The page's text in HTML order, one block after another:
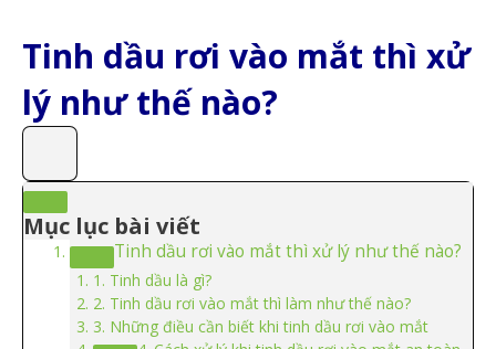
Tinh dầu rơi vào mắt thì xử
lý như thế nào?
Mục lục bài viết
Tinh dầu rơi vào mắt thì xử lý như thế nào?
1. Tinh dầu là gì?
2. Tinh dầu rơi vào mắt thì làm như thế nào?
3. Những điều cần biết khi tinh dầu rơi vào mắt